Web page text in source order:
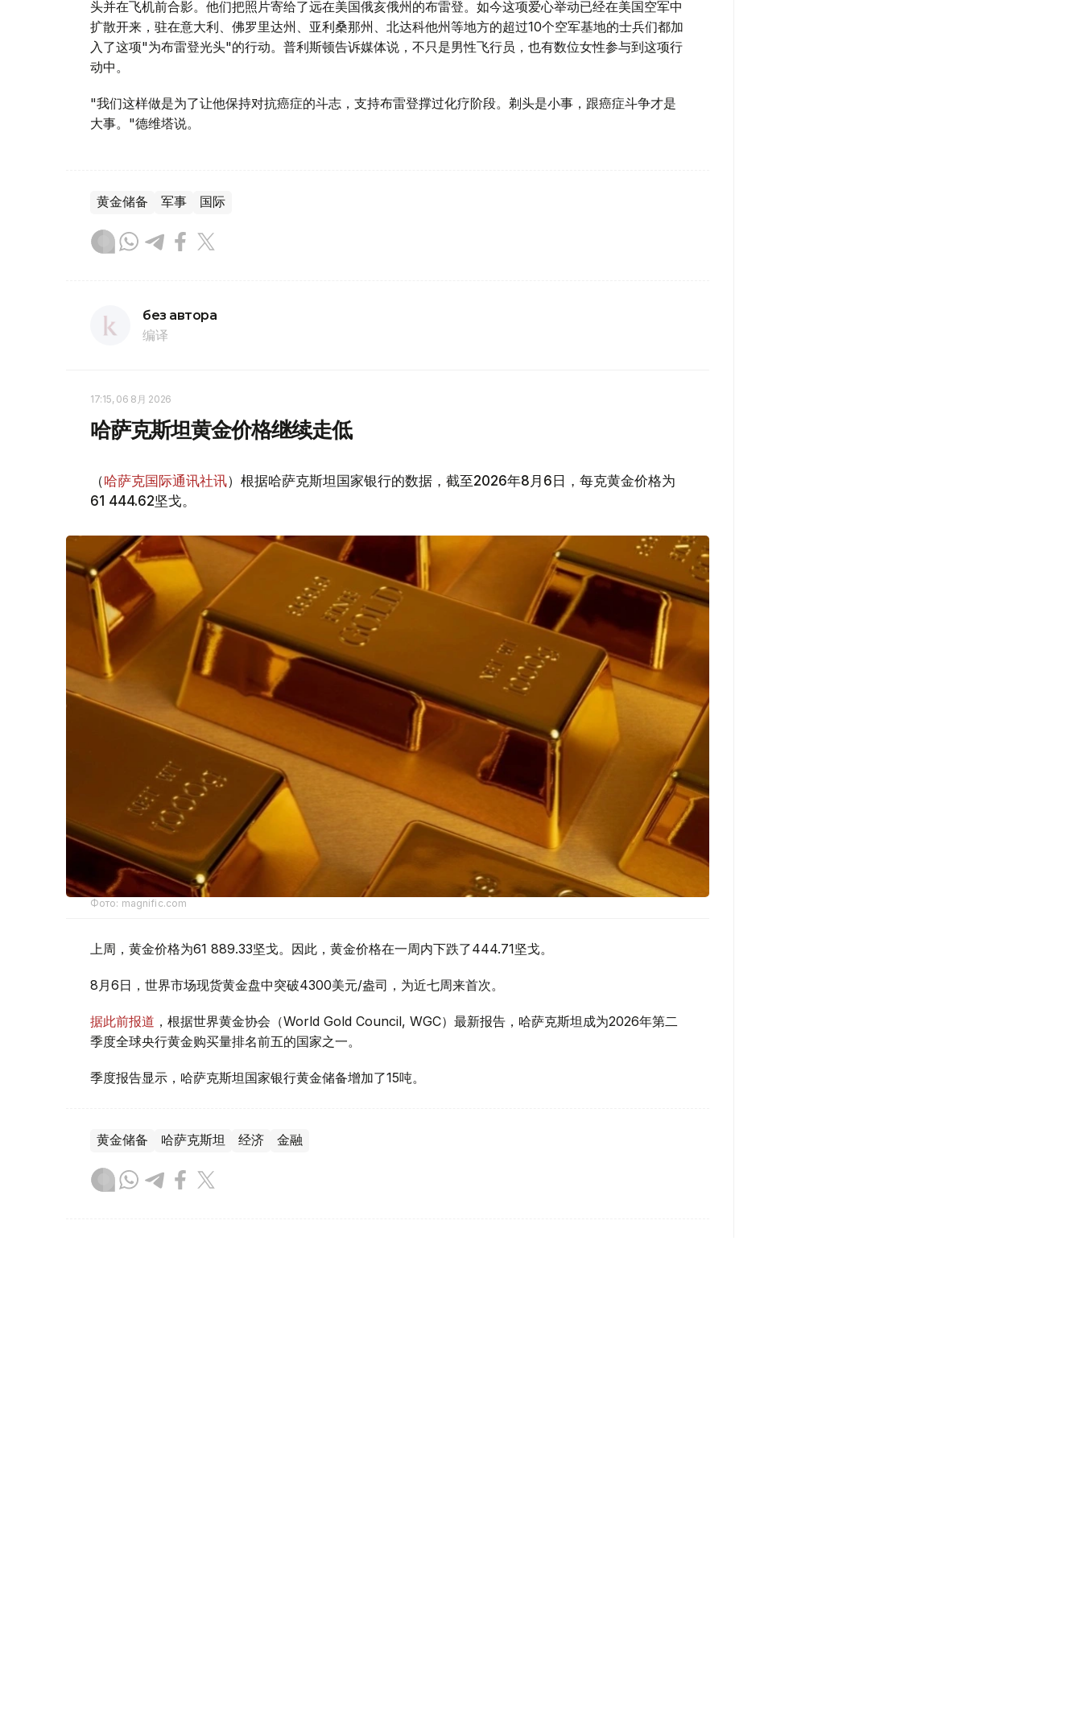
头并在飞机前合影。他们把照片寄给了远在美国俄亥俄州的布雷登。如今这项爱心举动已经在美国空军中
扩散开来，驻在意大利、佛罗里达州、亚利桑那州、北达科他州等地方的超过10个空军基地的士兵们都加
入了这项"为布雷登光头"的行动。普利斯顿告诉媒体说，不只是男性飞行员，也有数位女性参与到这项行
动中。
"我们这样做是为了让他保持对抗癌症的斗志，支持布雷登撑过化疗阶段。剃头是小事，跟癌症斗争才是
大事。"德维塔说。
黄金储备 军事 国际
без автора
编译
17:15, 06 8月 2026
哈萨克斯坦黄金价格继续走低
（哈萨克国际通讯社讯）根据哈萨克斯坦国家银行的数据，截至2026年8月6日，每克黄金价格为
61 444.62坚戈。
Фото: magnific.com
上周，黄金价格为61 889.33坚戈。因此，黄金价格在一周内下跌了444.71坚戈。
8月6日，世界市场现货黄金盘中突破4300美元/盎司，为近七周来首次。
据此前报道 ，根据世界黄金协会（World Gold Council, WGC）最新报告，哈萨克斯坦成为2026年第二
季度全球央行黄金购买量排名前五的国家之一。
季度报告显示，哈萨克斯坦国家银行黄金储备增加了15吨。
黄金储备 哈萨克斯坦 经济 金融